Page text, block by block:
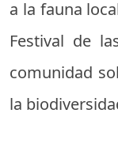
a la fauna
Festival de
comunidad
la